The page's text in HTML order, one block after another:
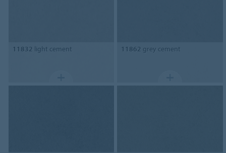
11832 light cement 11862 grey cement